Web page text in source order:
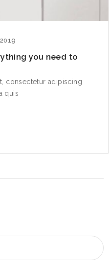
you need to
consectetur adipiscing
quis